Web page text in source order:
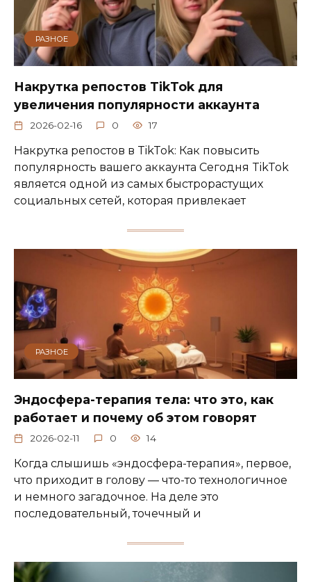
РАЗНОЕ
Накрутка репостов TikTok для
увеличения популярности аккаунта
2026-02-16 0 17
Накрутка репостов в TikTok: Как повысить
популярность вашего аккаунта Сегодня TikTok
является одной из самых быстрорастущих
социальных сетей, которая привлекает
РАЗНОЕ
Эндосфера-терапия тела: что это, как
работает и почему об этом говорят
2026-02-11 0 14
Когда слышишь «эндосфера-терапия», первое,
что приходит в голову — что-то технологичное
и немного загадочное. На деле это
последовательный, точечный и